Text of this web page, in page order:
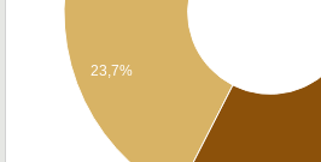
23,7%